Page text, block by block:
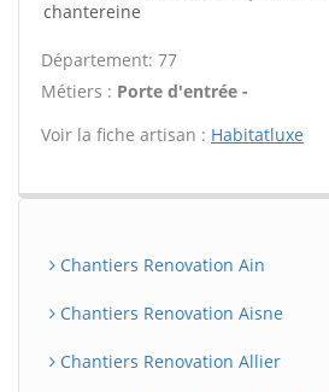
chantereine
Département: 77
Métiers : Porte d'entrée -
Voir la fiche artisan : Habitatluxe
Chantiers Renovation Ain
Chantiers Renovation Aisne
Chantiers Renovation Allier